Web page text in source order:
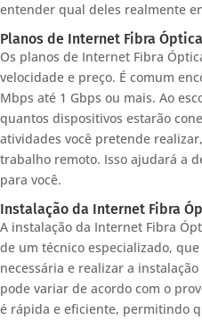
entender qual deles realmente
Planos de Internet Fibra Óptica
Os planos de Internet Fibra
velocidade e preço. É comum
Mbps até 1 Gbps ou mais. Ao
quantos dispositivos estarão
atividades você pretende
trabalho remoto. Isso ajudará a
para você.
Instalação da Internet Fibra
A instalação da Internet Fibra
de um técnico especializado,
necessária e realizar a
pode variar de acordo com o
é rápida e eficiente, permitindo